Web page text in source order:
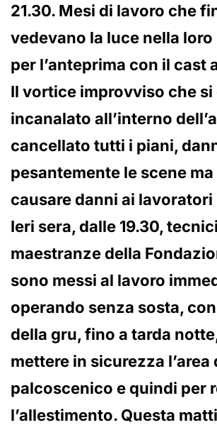
21.30. Mesi di lavoro che
vedevano la luce nella
per l’anteprima con il cast
Il vortice improvviso che si
incanalato all’interno
cancellato tutti i piani,
pesantemente le scene
causare danni ai lavoratori
Ieri sera, dalle 19.30,
maestranze della
sono messi al lavoro
operando senza sosta,
della gru, fino a tarda
mettere in sicurezza l’area
palcoscenico e quindi per
l’allestimento. Questa